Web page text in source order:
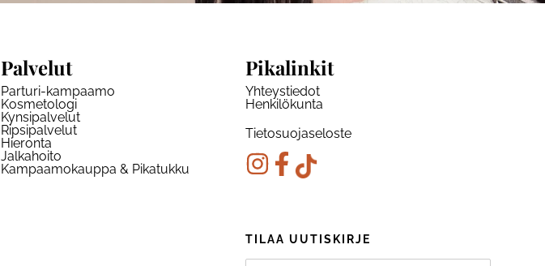
Palvelut
Parturi-kampaamo
Kosmetologi
Kynsipalvelut
Ripsipalvelut
Hieronta
Jalkahoito
Kampaamokauppa & Pikatukku
Pikalinkit
Yhteystiedot
Henkilökunta
Tietosuojaseloste
TILAA UUTISKIRJE